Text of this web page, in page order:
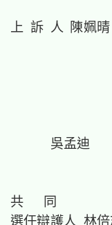
上 訴 人
吳孟
共 同
選任辯護人 林倍